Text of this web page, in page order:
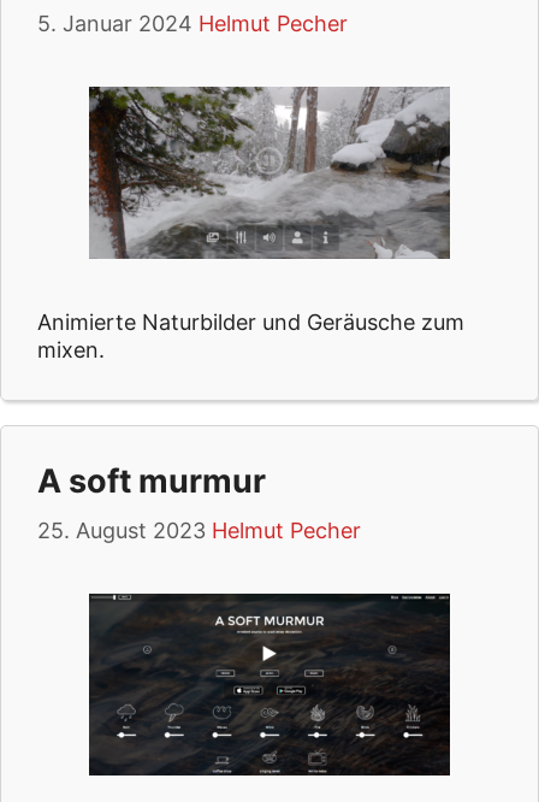
5. Januar 2024 Helmut Pecher
Animierte Naturbilder und Geräusche zum
mixen.
A soft murmur
25. August 2023 Helmut Pecher